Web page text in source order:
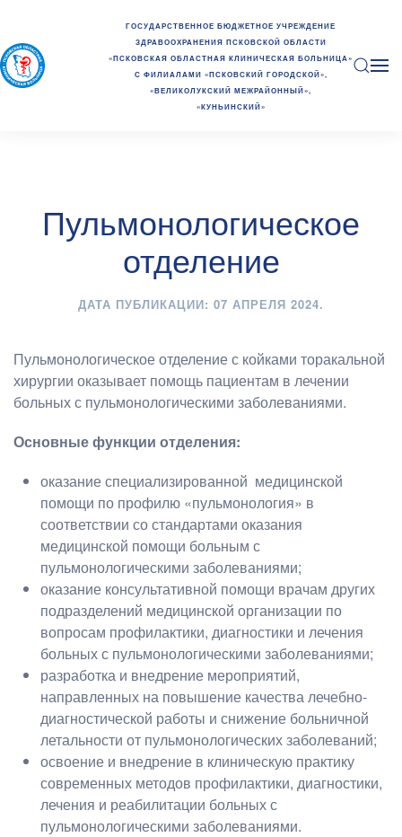
ГОСУДАРСТВЕННОЕ БЮДЖЕТНОЕ УЧРЕЖДЕНИЕ
ЗДРАВООХРАНЕНИЯ ПСКОВСКОЙ ОБЛАСТИ
«ПСКОВСКАЯ ОБЛАСТНАЯ КЛИНИЧЕСКАЯ БОЛЬНИЦА»
С ФИЛИАЛАМИ «ПСКОВСКИЙ ГОРОДСКОЙ»,
«ВЕЛИКОЛУКСКИЙ МЕЖРАЙОННЫЙ»,
«КУНЬИНСКИЙ»
Пульмонологическое
отделение
ДАТА ПУБЛИКАЦИИ: 07 АПРЕЛЯ 2024.
Пульмонологическое отделение с койками торакальной
хирургии оказывает помощь пациентам в лечении
больных с пульмонологическими заболеваниями.
Основные функции отделения:
оказание специализированной медицинской
помощи по профилю «пульмонология» в
соответствии со стандартами оказания
медицинской помощи больным с
пульмонологическими заболеваниями;
оказание консультативной помощи врачам других
подразделений медицинской организации по
вопросам профилактики, диагностики и лечения
больных с пульмонологическими заболеваниями;
разработка и внедрение мероприятий,
направленных на повышение качества лечебно-
диагностической работы и снижение больничной
летальности от пульмонологических заболеваний;
освоение и внедрение в клиническую практику
современных методов профилактики, диагностики,
лечения и реабилитации больных с
пульмонологическими заболеваниями.